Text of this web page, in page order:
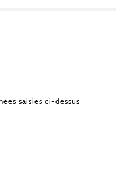
saisies ci-dessus